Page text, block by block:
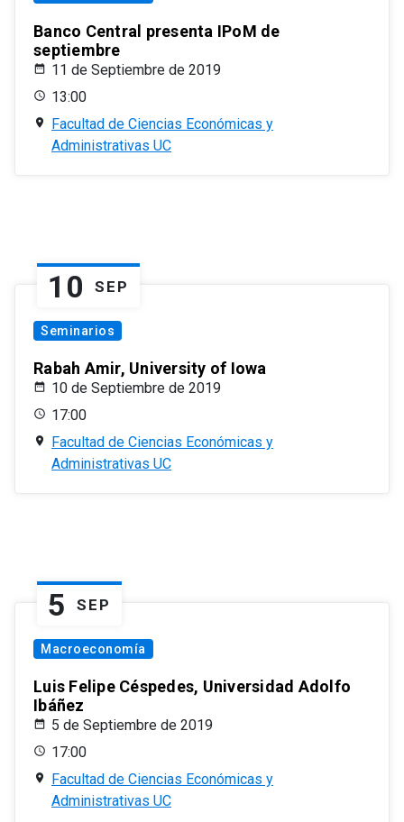
Banco Central presenta IPoM de
septiembre
11 de Septiembre de 2019
13:00
Facultad de Ciencias Económicas y
Administrativas UC
10 SEP
Seminarios
Rabah Amir, University of Iowa
10 de Septiembre de 2019
17:00
Facultad de Ciencias Económicas y
Administrativas UC
5 SEP
Macroeconomía
Luis Felipe Céspedes, Universidad Adolfo
Ibáñez
5 de Septiembre de 2019
17:00
Facultad de Ciencias Económicas y
Administrativas UC